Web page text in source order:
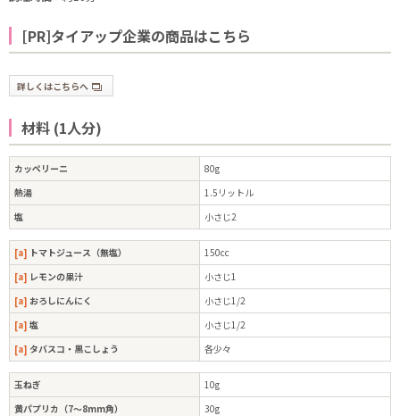
[PR]タイアップ企業の商品はこちら
詳しくはこちらへ
材料 (1人分)
カッペリーニ
80g
熱湯
1.5リットル
塩
小さじ2
[a] トマトジュース（無塩）
150cc
[a] レモンの果汁
小さじ1
[a] おろしにんにく
小さじ1/2
[a] 塩
小さじ1/2
[a] タバスコ・黒こしょう 各少々
玉ねぎ
10g
黄パプリカ（7〜8mm角）
30g